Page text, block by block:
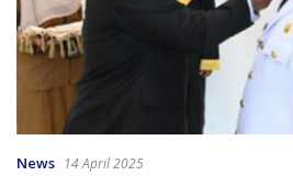
News 14 April 2025